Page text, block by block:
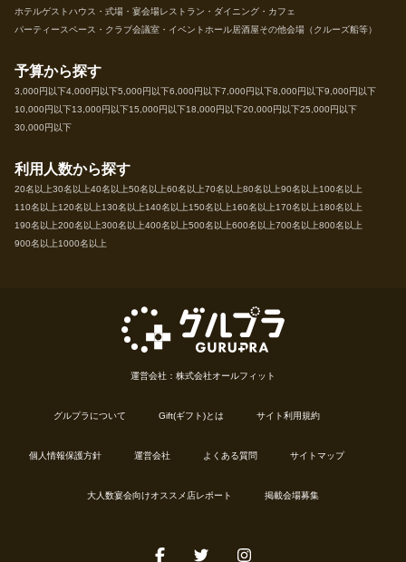
ホテルゲストハウス・式場・宴会場レストラン・ダイニング・カフェ
パーティースペース・クラブ会議室・イベントホール居酒屋その他会場（クルーズ船等）
予算から探す
3,000円以下4,000円以下5,000円以下6,000円以下7,000円以下8,000円以下9,000円以下
10,000円以下13,000円以下15,000円以下18,000円以下20,000円以下25,000円以下
30,000円以下
利用人数から探す
20名以上30名以上40名以上50名以上60名以上70名以上80名以上90名以上100名以上
110名以上120名以上130名以上140名以上150名以上160名以上170名以上180名以上
190名以上200名以上300名以上400名以上500名以上600名以上700名以上800名以上
900名以上1000名以上
運営会社：株式会社オールフィット
グルプラについて Gift(ギフト)とは サイト利用規約
個人情報保護方針 運営会社 よくある質問 サイトマップ
大人数宴会向けオススメ店レポート 掲載会場募集